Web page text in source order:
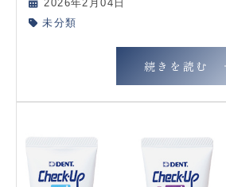
2026年2月04日
未分類
続きを読む